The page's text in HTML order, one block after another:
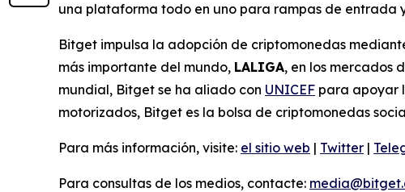
una plataforma todo en uno para rampas de entrada
Bitget impulsa la adopción de criptomonedas
más importante del mundo, LALIGA, en los mercados
mundial, Bitget se ha aliado con UNICEF para apoyar
motorizados, Bitget es la bolsa de criptomonedas
Para más información, visite: el sitio web | Twitter |
Para consultas de los medios, contacte: